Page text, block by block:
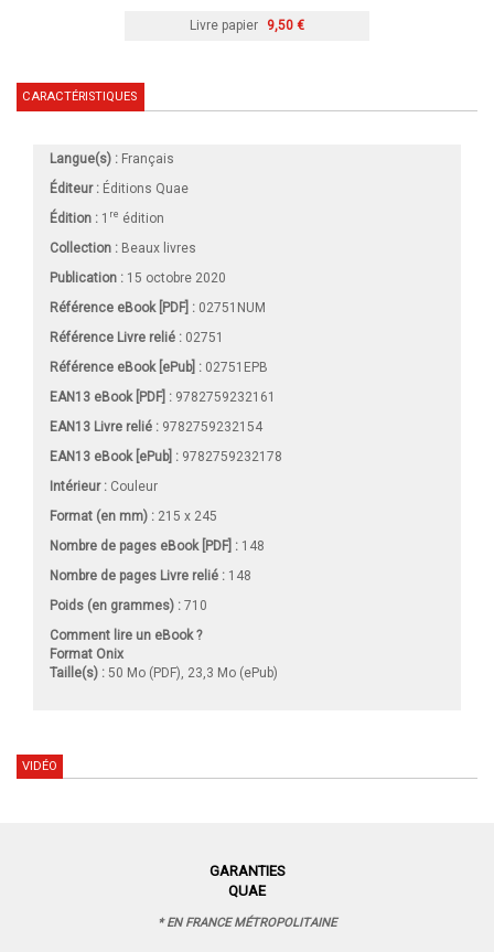
Livre papier 9,50 €
CARACTÉRISTIQUES
Langue(s) : Français
Éditeur : Éditions Quae
Édition : 1 re édition
Collection : Beaux livres
Publication : 15 octobre 2020
Référence eBook [PDF] : 02751NUM
Référence Livre relié : 02751
Référence eBook [ePub] : 02751EPB
EAN13 eBook [PDF] : 9782759232161
EAN13 Livre relié : 9782759232154
EAN13 eBook [ePub] : 9782759232178
Intérieur : Couleur
Format (en mm) : 215 x 245
Nombre de pages eBook [PDF] : 148
Nombre de pages Livre relié : 148
Poids (en grammes) : 710
Comment lire un eBook ?
Format Onix
Taille(s) : 50 Mo (PDF), 23,3 Mo (ePub)
VIDÉO
GARANTIES
QUAE
* EN FRANCE MÉTROPOLITAINE